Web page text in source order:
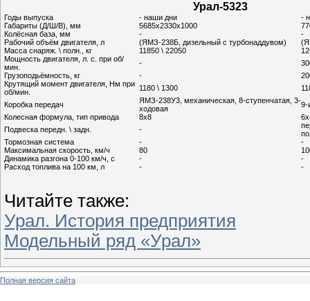
Урал-5323
Годы выпуска - наши дни
-
Габариты (Д/Ш/В), мм
5685х2330х1000
Колёсная база, мм
-
-
Рабочий объём двигателя, л
(ЯМЗ-238Б, дизельный с турбонаддувом)
Масса снаряж. \ полн., кг
11850 \ 22050
Мощность двигателя, л. с. при об/
мин.
-
Грузоподьёмность, кг
-
Крутящий момент двигателя, Нм при
об/мин.
1180 \ 1300
Коробка передач
ЯМЗ-238У3, механическая, 8-ступенчатая, 3-
ходовая
9-
Колесная формула, тип привода
8х8
Подвеска передн. \ задн.
-
Тормозная система
-
-
Максимальная скорость, км/ч
80
Динамика разгона 0-100 км/ч, с
-
-
Расход топлива на 100 км, л
- -
Читайте также:
Урал. История предприятия
Модельный ряд «Урал»
Полная версия сайта